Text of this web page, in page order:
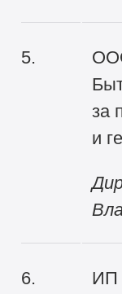
5.
за
и
6. ИП